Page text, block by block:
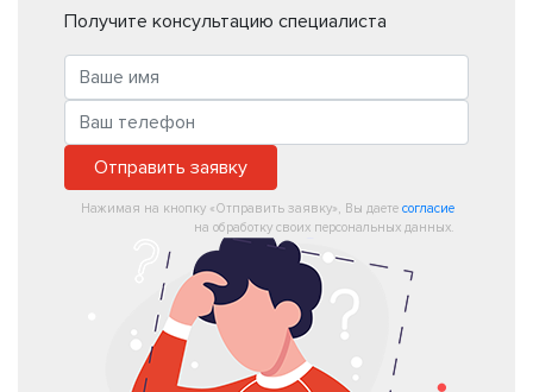
Получите консультацию специалиста
Отправить заявку
Нажимая на кнопку «Отправить заявку», Вы даете согласие
на обработку своих персональных данных.